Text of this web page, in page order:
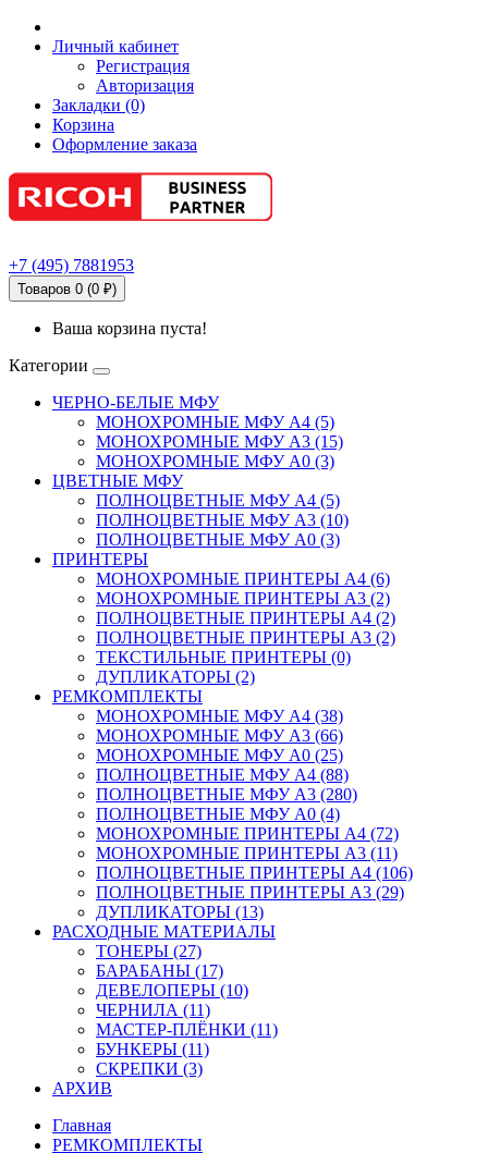
Личный кабинет
Регистрация
Авторизация
Закладки (0)
Корзина
Оформление заказа
+7 (495) 7881953
Товаров 0 (0 ₽)
Ваша корзина пуста!
Категории
ЧЕРНО-БЕЛЫЕ МФУ
МОНОХРОМНЫЕ МФУ А4 (5)
МОНОХРОМНЫЕ МФУ А3 (15)
МОНОХРОМНЫЕ МФУ А0 (3)
ЦВЕТНЫЕ МФУ
ПОЛНОЦВЕТНЫЕ МФУ А4 (5)
ПОЛНОЦВЕТНЫЕ МФУ А3 (10)
ПОЛНОЦВЕТНЫЕ МФУ А0 (3)
ПРИНТЕРЫ
МОНОХРОМНЫЕ ПРИНТЕРЫ А4 (6)
МОНОХРОМНЫЕ ПРИНТЕРЫ А3 (2)
ПОЛНОЦВЕТНЫЕ ПРИНТЕРЫ А4 (2)
ПОЛНОЦВЕТНЫЕ ПРИНТЕРЫ А3 (2)
ТЕКСТИЛЬНЫЕ ПРИНТЕРЫ (0)
ДУПЛИКАТОРЫ (2)
РЕМКОМПЛЕКТЫ
МОНОХРОМНЫЕ МФУ А4 (38)
МОНОХРОМНЫЕ МФУ А3 (66)
МОНОХРОМНЫЕ МФУ А0 (25)
ПОЛНОЦВЕТНЫЕ МФУ А4 (88)
ПОЛНОЦВЕТНЫЕ МФУ А3 (280)
ПОЛНОЦВЕТНЫЕ МФУ А0 (4)
МОНОХРОМНЫЕ ПРИНТЕРЫ А4 (72)
МОНОХРОМНЫЕ ПРИНТЕРЫ А3 (11)
ПОЛНОЦВЕТНЫЕ ПРИНТЕРЫ А4 (106)
ПОЛНОЦВЕТНЫЕ ПРИНТЕРЫ А3 (29)
ДУПЛИКАТОРЫ (13)
РАСХОДНЫЕ МАТЕРИАЛЫ
ТОНЕРЫ (27)
БАРАБАНЫ (17)
ДЕВЕЛОПЕРЫ (10)
ЧЕРНИЛА (11)
МАСТЕР-ПЛЁНКИ (11)
БУНКЕРЫ (11)
СКРЕПКИ (3)
АРХИВ
Главная
РЕМКОМПЛЕКТЫ